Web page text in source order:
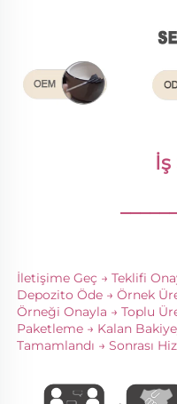
İş
İletişime Geç → Teklifi
Depozito Öde → Örnek
Örneği Onayla → Toplu
Paketleme → Kalan
Tamamlandı → Sonrası